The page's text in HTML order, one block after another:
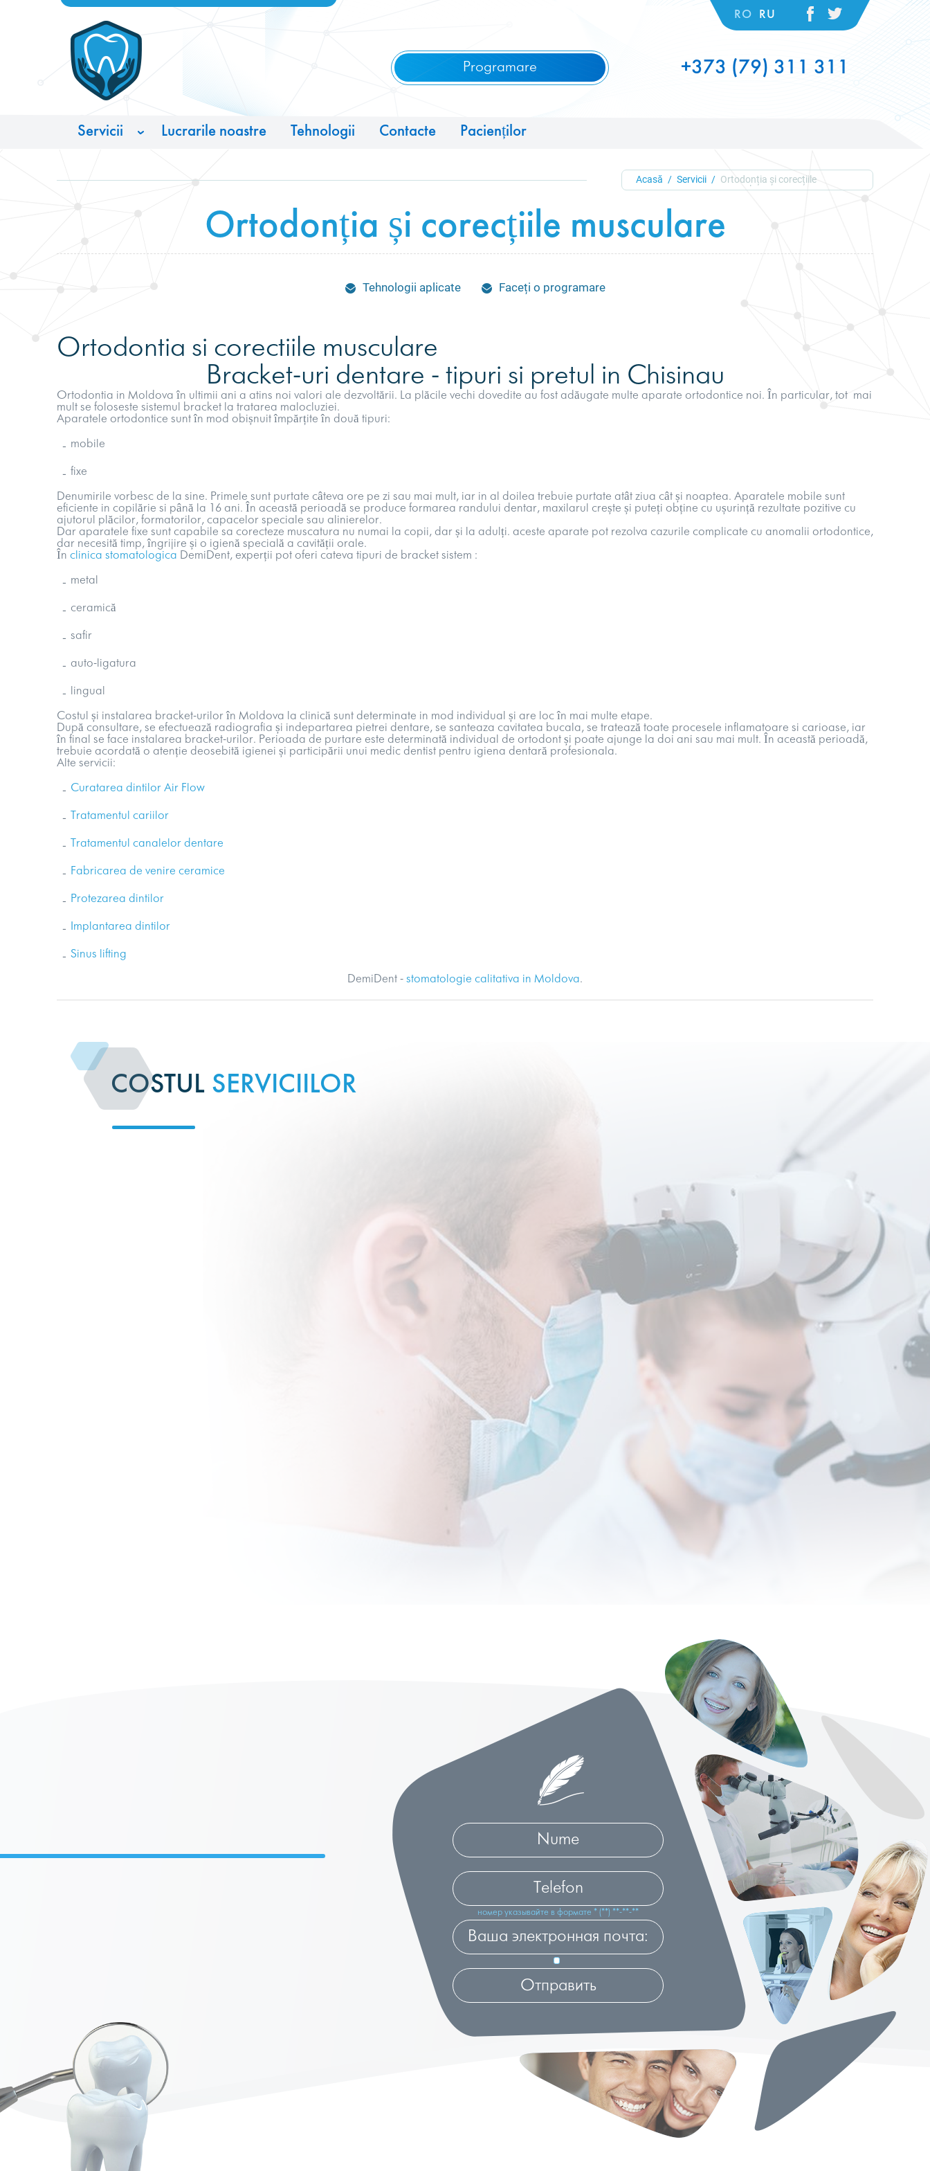
Programare
RO RU
+373 (79) 311 311
Servicii
Tratamentul canalelor
Chirurgie plastică dentara
Ortodonția și corecțiile musculare
Lucrarile noastre Tehnologii Contacte Pacienților
Acasă Servicii
Ortodonția și corecțiile
musculare
Ortodonția și corecțiile musculare
Tehnologii aplicate Faceți o programare
Ortodontia si corectiile musculare
Bracket-uri dentare - tipuri si pretul in Chisinau
Ortodontia in Moldova în ultimii ani a atins noi valori ale dezvoltării. La plăcile vechi dovedite au fost adăugate multe aparate ortodontice noi. În particular, tot mai
mult se foloseste sistemul bracket la tratarea malocluziei.
Aparatele ortodontice sunt în mod obișnuit împărțite în două tipuri:
mobile
fixe
Denumirile vorbesc de la sine. Primele sunt purtate câteva ore pe zi sau mai mult, iar in al doilea trebuie purtate atât ziua cât și noaptea. Aparatele mobile sunt
eficiente in copilărie si până la 16 ani. În această perioadă se produce formarea randului dentar, maxilarul crește și puteți obține cu ușurință rezultate pozitive cu
ajutorul plăcilor, formatorilor, capacelor speciale sau alinierelor.
Dar aparatele fixe sunt capabile sa corecteze muscatura nu numai la copii, dar și la adulți. aceste aparate pot rezolva cazurile complicate cu anomalii ortodontice,
dar necesită timp, îngrijire și o igienă specială a cavității orale.
În clinica stomatologica DemiDent, experții pot oferi cateva tipuri de bracket sistem :
metal
ceramică
safir
auto-ligatura
lingual
Costul și instalarea bracket-urilorîn Moldova la clinică sunt determinate in mod individual și are loc în mai multe etape.
După consultare, se efectuează radiografia și indepartarea pietrei dentare, se santeaza cavitatea bucala, se tratează toate procesele inflamatoare si carioase, iar
în final se face instalarea bracket-urilor. Perioada de purtare este determinată individual de ortodont și poate ajunge la doi ani sau mai mult. În această perioadă,
trebuie acordată o atenție deosebită igienei și participării unui medic dentist pentru igiena dentară profesionala.
Alte servicii:
Curatarea dintilor Air Flow
Tratamentul cariilor
Tratamentul canalelor dentare
Fabricarea de venire ceramice
Protezarea dintilor
Implantarea dintilor
Sinus lifting
DemiDent - stomatologie calitativa in Moldova.
COSTUL SERVICIILOR
номер указывайте в формате * (**) **-**-**